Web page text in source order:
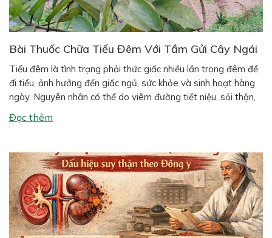
Bài Thuốc Chữa Tiểu Đêm Với Tầm Gửi Cây Ngái
Tiểu đêm là tình trạng phải thức giấc nhiều lần trong đêm để
đi tiểu, ảnh hưởng đến giấc ngủ, sức khỏe và sinh hoạt hàng
ngày. Nguyên nhân có thể do viêm đường tiết niệu, sỏi thận,
sinh hoạt như uống […]
Đọc thêm